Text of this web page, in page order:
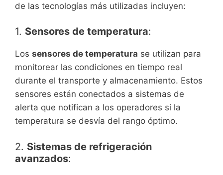
de las tecnologías más utilizadas incluyen:
1. Sensores de temperatura:
Los sensores de temperatura se utilizan para
monitorear las condiciones en tiempo real
durante el transporte y almacenamiento. Estos
sensores están conectados a sistemas de
alerta que notifican a los operadores si la
temperatura se desvía del rango óptimo.
2. Sistemas de refrigeración
avanzados: